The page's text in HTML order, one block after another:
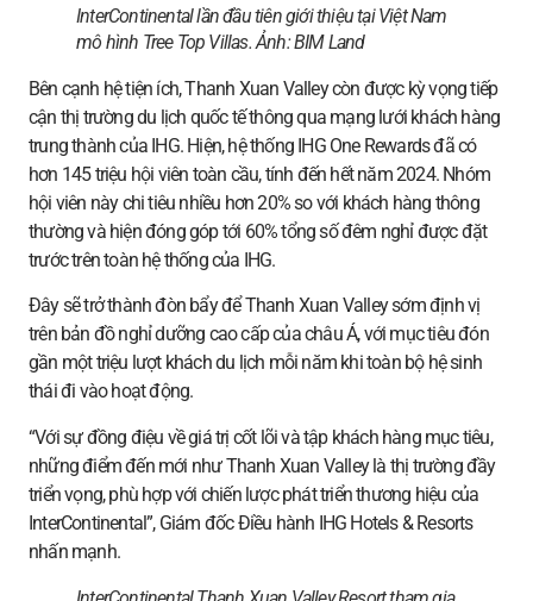
InterContinental lần đầu tiên giới thiệu tại Việt Nam
mô hình Tree Top Villas. Ảnh:BIM Land
Bên cạnh hệ tiện ích, Thanh Xuan Valley còn được kỳ vọng tiếp
cận thị trường du lịch quốc tế thông qua mạng lưới khách hàng
trung thành của IHG. Hiện, hệ thống IHG One Rewards đã có
hơn 145 triệu hội viên toàn cầu, tính đến hết năm 2024. Nhóm
hội viên này chi tiêu nhiều hơn 20% so với khách hàng thông
thường và hiện đóng góp tới 60% tổng số đêm nghỉ được đặt
trước trên toàn hệ thống của IHG.
Đây sẽ trở thành đòn bẩy để Thanh Xuan Valley sớm định vị
trên bản đồ nghỉ dưỡng cao cấp của châu Á, với mục tiêu đón
gần một triệu lượt khách du lịch mỗi năm khi toàn bộ hệ sinh
thái đi vào hoạt động.
“Với sự đồng điệu về giá trị cốt lõi và tập khách hàng mục tiêu,
những điểm đến mới như Thanh Xuan Valley là thị trường đầy
triển vọng, phù hợp với chiến lược phát triển thương hiệu của
InterContinental”, Giám đốc Điều hành IHG Hotels & Resorts
nhấn mạnh.